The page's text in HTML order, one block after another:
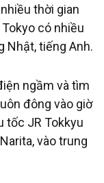
thời gian
có nhiều
Nhật, tiếng Anh.
ngầm và tìm
đông vào giờ
tốc JR Tokkyu
vào trung